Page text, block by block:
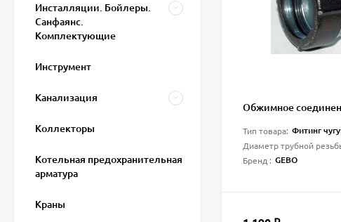
Обжимное
Тип товара: Фитинг
Диаметр трубной
Бренд : GEBO
Инсталляции. Бойлеры.
Санфаянс.
Комплектующие
Инструмент
Канализация
Коллекторы
Котельная предохранительная
арматура
Краны